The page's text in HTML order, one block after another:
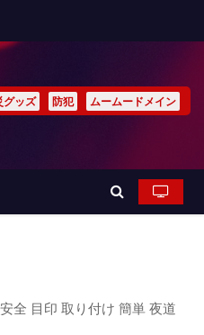
グッズ 防犯 ムームードメイン
全 目印 取り付け 簡単 夜道